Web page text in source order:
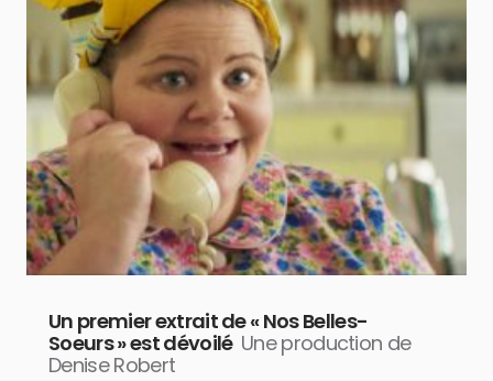
Un premier extrait de « Nos Belles-
Soeurs » est dévoilé Une production de
Denise Robert